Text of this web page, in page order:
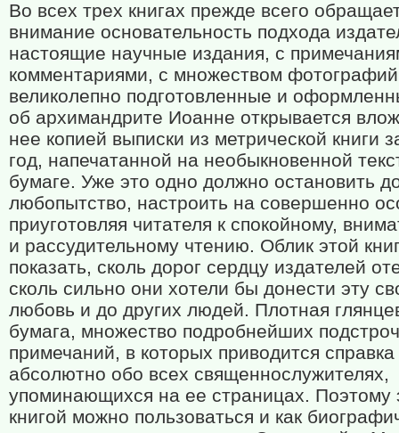
Во всех трех книгах прежде всего
внимание основательность подхода
настоящие научные издания, с
комментариями, с множеством
великолепно подготовленные и
об архимандрите Иоанне открывается
нее копией выписки из метрической книги
год, напечатанной на необыкновенной
бумаге. Уже это одно должно остановить
любопытство, настроить на совершенно
приуготовляя читателя к спокойному,
и рассудительному чтению. Облик этой
показать, сколь дорог сердцу издателей
сколь сильно они хотели бы донести эту
любовь и до других людей. Плотная
бумага, множество подробнейших
примечаний, в которых приводится справка
абсолютно обо всех священнослужителях,
упоминающихся на ее страницах. Поэтому
книгой можно пользоваться и как